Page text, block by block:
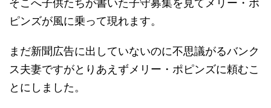
ピンズが風に乗って現れます。
まだ新聞広告に出していないのに不思議がるバンク
ス夫妻ですがとりあえずメリー・ポピンズに頼むこ
とにしました。